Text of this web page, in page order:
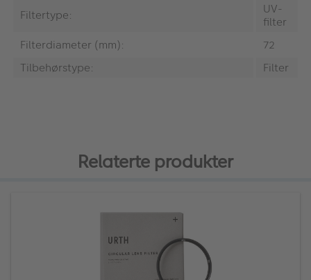
Filtertype:
UV-
filter
Filterdiameter (mm):
72
Tilbehørstype:
Filter
Relaterte produkter